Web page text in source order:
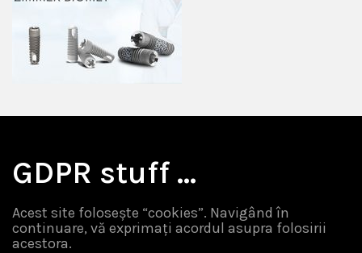
GDPR stuff …
Acest site folosește “cookies”. Navigând în
continuare, vă exprimați acordul asupra folosirii
acestora.